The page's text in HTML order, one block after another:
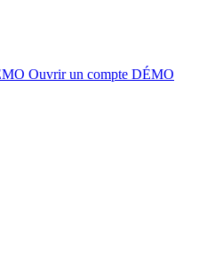
Ouvrir un compte DÉMO